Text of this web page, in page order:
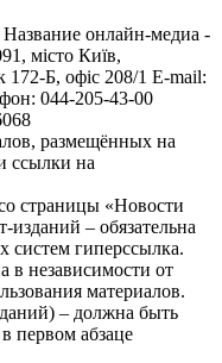
онлайн-медиа -
місто Київ,
Б, офіс 208/1 E-mail:
044-205-43-00
размещённых на
ссылки на
страницы «Новости
– обязательна
систем гиперссылка.
в независимости от
материалов.
– должна быть
первом абзаце